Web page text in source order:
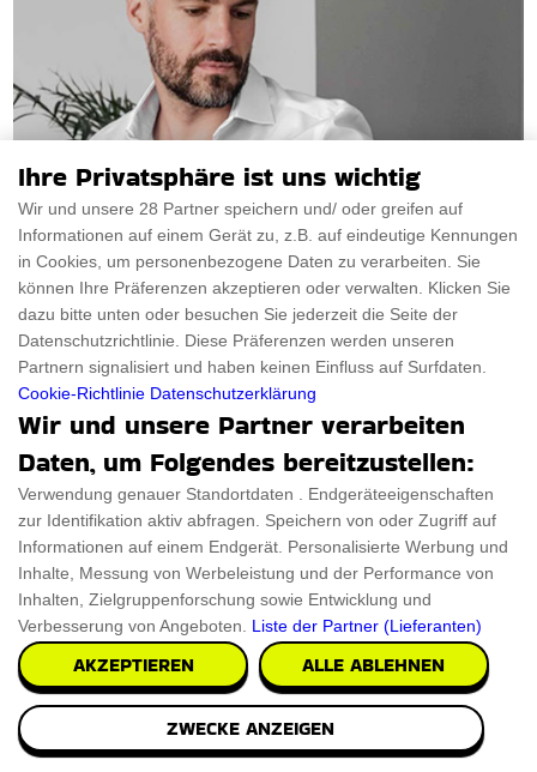
Barisieur Tee & Kaffee
Wecker
Aufwachen! Es ist Zeit für Kaffee und der ist auch
schon gebrüht. Hörst du das Geräusch von
kochendem Wasser? Auch der Duft von Kaffee liegt
in der Luft. Stehen Sie auf für einen erfrischenden
Schluck.
€275.69 PRÜFEN SIE ES AUS
Ihre Privatsphäre ist uns wichtig
Wir und unsere 28 Partner speichern und/ oder greifen auf
Informationen auf einem Gerät zu, z.B. auf eindeutige Kennungen
in Cookies, um personenbezogene Daten zu verarbeiten. Sie
können Ihre Präferenzen akzeptieren oder verwalten. Klicken Sie
dazu bitte unten oder besuchen Sie jederzeit die Seite der
Datenschutzrichtlinie. Diese Präferenzen werden unseren
Partnern signalisiert und haben keinen Einfluss auf Surfdaten.
Cookie-Richtlinie Datenschutzerklärung
Wir und unsere Partner verarbeiten
Daten, um Folgendes bereitzustellen:
Verwendung genauer Standortdaten . Endgeräteeigenschaften
zur Identifikation aktiv abfragen. Speichern von oder Zugriff auf
Informationen auf einem Endgerät. Personalisierte Werbung und
Inhalte, Messung von Werbeleistung und der Performance von
Inhalten, Zielgruppenforschung sowie Entwicklung und
Verbesserung von Angeboten. Liste der Partner (Lieferanten)
AKZEPTIEREN ALLE ABLEHNEN
ZWECKE ANZEIGEN